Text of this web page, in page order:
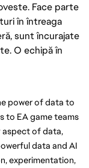
Face parte
în întreaga
sunt încurajate
O echipă în
power of data to
to EA game teams
aspect of data,
data and AI
experimentation,